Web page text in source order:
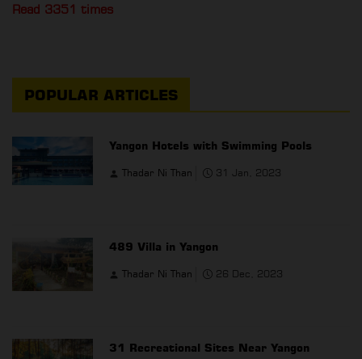
Read 3351 times
POPULAR ARTICLES
Yangon Hotels with Swimming Pools
Thadar Ni Than 31 Jan, 2023
489 Villa in Yangon
Thadar Ni Than 26 Dec, 2023
31 Recreational Sites Near Yangon